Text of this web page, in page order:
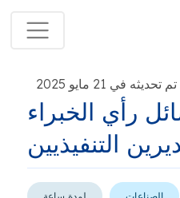
تم تحديثه في 21 مايو 2025
رأي الخبراء
التنفيذيين